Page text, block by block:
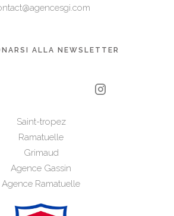
ALLA NEWSLETTER
Saint-tropez
Ramatuelle
Grimaud
Agence Gassin
Agence Ramatuelle